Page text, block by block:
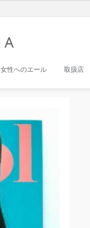
女性へのエール 取扱店